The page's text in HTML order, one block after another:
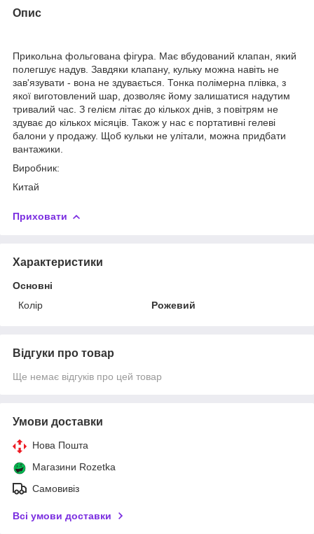
Опис
Прикольна фольгована фігура. Має вбудований клапан, який
полегшує надув. Завдяки клапану, кульку можна навіть не
зав'язувати - вона не здувається. Тонка полімерна плівка, з
якої виготовлений шар, дозволяє йому залишатися надутим
тривалий час. З гелієм літає до кількох днів, з повітрям не
здуває до кількох місяців. Також у нас є портативні гелеві
балони у продажу. Щоб кульки не улітали, можна придбати
вантажики.
Виробник:
Китай
Приховати
Характеристики
Основні
Колір
Рожевий
Відгуки про товар
Ще немає відгуків про цей товар
Умови доставки
Нова Пошта
Магазини Rozetka
Самовивіз
Всі умови доставки